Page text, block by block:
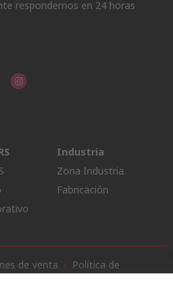
respondemos en 24 horas
Industria
Zona Industria
Fabricación
de venta
Política de